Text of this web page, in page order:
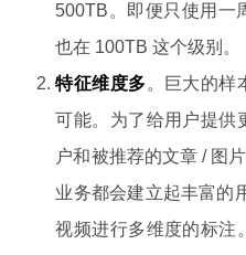
500TB。即便只使用一
也在 100TB 这个级别。
特征维度多。巨大的样
可能。为了给用户提供
户和被推荐的文章 / 图
业务都会建立起丰富的
视频进行多维度的标注